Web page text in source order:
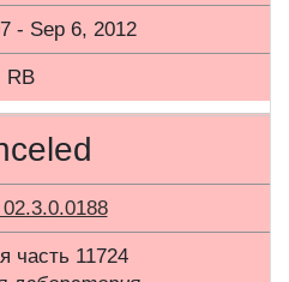
- Sep 6, 2012
RB
часть 11724